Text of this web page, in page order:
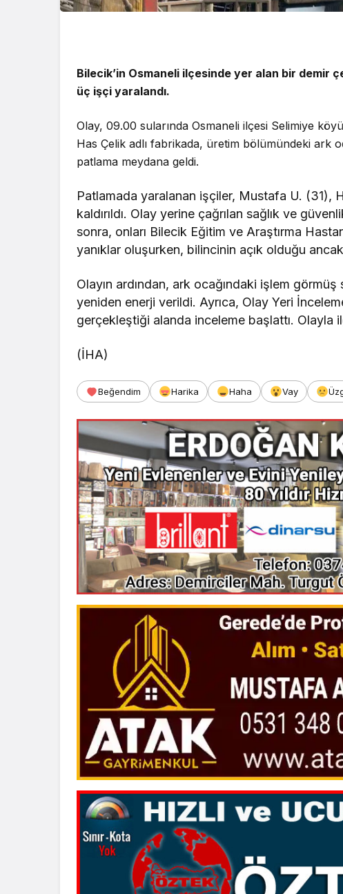
Bilecik’in Osmaneli ilçesinde yer alan bir demir
üç işçi yaralandı.
Olay, 09.00 sularında Osmaneli ilçesi Selimiye
Has Çelik adlı fabrikada, üretim bölümündeki ark
patlama meydana geldi.
Patlamada yaralanan işçiler, Mustafa U.
kaldırıldı. Olay yerine çağrılan sağlık ve
sonra, onları Bilecik Eğitim ve Araştırma
yanıklar oluşurken, bilincinin açık olduğu
Olayın ardından, ark ocağındaki işlem
yeniden enerji verildi. Ayrıca, Olay Yeri
gerçekleştiği alanda inceleme başlattı. Olayla
(İHA)
Beğendim Harika Haha Vay